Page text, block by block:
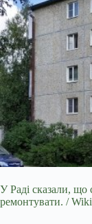
У Раді сказали, що
ремонтувати. /